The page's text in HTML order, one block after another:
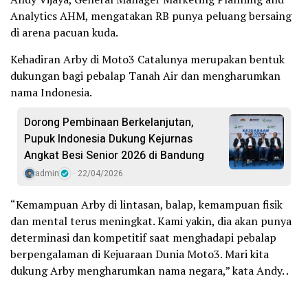
Analytics AHM, mengatakan RB punya peluang bersaing
di arena pacuan kuda.
Kehadiran Arby di Moto3 Catalunya merupakan bentuk
dukungan bagi pebalap Tanah Air dan mengharumkan
nama Indonesia.
Dorong Pembinaan Berkelanjutan,
Pupuk Indonesia Dukung Kejurnas
Angkat Besi Senior 2026 di Bandung
admin 22/04/2026
“Kemampuan Arby di lintasan, balap, kemampuan fisik
dan mental terus meningkat. Kami yakin, dia akan punya
determinasi dan kompetitif saat menghadapi pebalap
berpengalaman di Kejuaraan Dunia Moto3. Mari kita
dukung Arby mengharumkan nama negara,” kata Andy. .